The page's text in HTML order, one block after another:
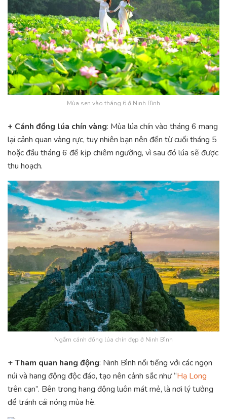
Mùa sen vào tháng 6 ở Ninh Bình
+ Cánh đồng lúa chín vàng: Mùa lúa chín vào tháng 6 mang
lại cảnh quan vàng rực, tuy nhiên bạn nên đến từ cuối tháng 5
hoặc đầu tháng 6 để kịp chiêm ngưỡng, vì sau đó lúa sẽ được
thu hoạch.
Ngắm cánh đồng lúa chín đẹp ở Ninh Bình
+Tham quan hang động: Ninh Bình nổi tiếng với các ngọn
núi và hang động độc đáo, tạo nên cảnh sắc như “Hạ Long
trên cạn”. Bên trong hang động luôn mát mẻ, là nơi lý tưởng
để tránh cái nóng mùa hè.